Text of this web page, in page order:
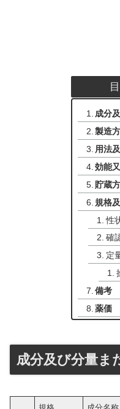
成分
製造
用法
効能
貯蔵
規格
性
確
定
備考
薬価
成分及び分量ま